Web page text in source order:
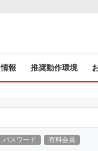
報 推奨動作環境
パスワード 有料会員